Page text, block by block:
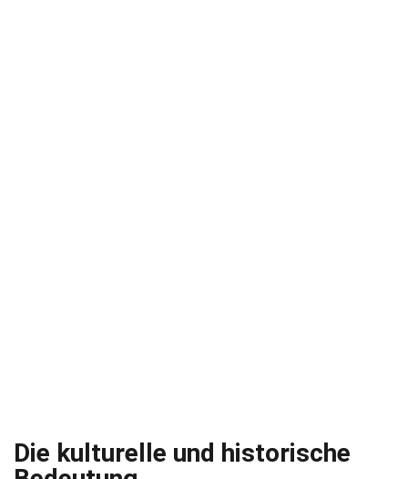
Die kulturelle und historische